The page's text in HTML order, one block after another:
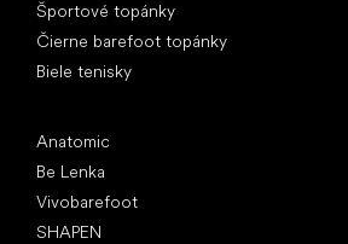
Športové topánky
Čierne barefoot topánky
Biele tenisky
Anatomic
Be Lenka
Vivobarefoot
SHAPEN